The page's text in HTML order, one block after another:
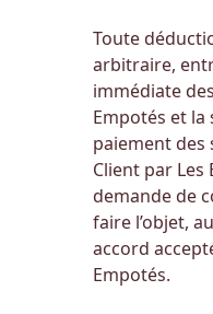
Toute
arbitraire,
immédiate
Empotés et la
paiement des
Client par Les
demande de
faire l’objet,
accord
Empotés.